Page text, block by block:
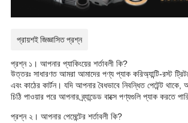
প্রায়শই জিজ্ঞাসিত প্রশ্ন
প্রশ্ন ১। আপনার প্যাকিংয়ের শর্তাবলী কি?
উত্তরঃ সাধারণত আমরা আমাদের পণ্য প্যাক করিঅ্যান্টি-রস্ট
এবং কাঠের কার্টন। যদি আপনার বৈধভাবে নিবন্ধিত পেটেন্ট
চিঠি পাওয়ার পরে আপনার ব্র্যান্ডেড বাক্সে পণ্যগুলি প্যাক করতে
প্রশ্ন ২। আপনার পেমেন্টের শর্তাবলী কি?